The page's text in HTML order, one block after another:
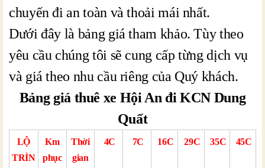
chuyến đi an toàn và thoải mái nhất.
Dưới đây là bảng giá tham khảo. Tùy theo
yêu cầu chúng tôi sẽ cung cấp từng dịch vụ
và giá theo nhu cầu riêng của Quý khách.
Bảng giá thuê xe Hội An đi KCN Dung
Quất
LỘ
TRÌN
Km
phục
Thời
gian
4C 7C 16C 29C 35C 45C